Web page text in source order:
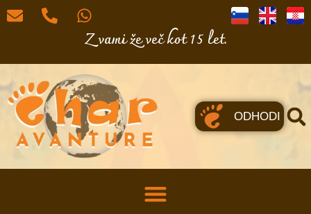
Z vami že več kot 15 let.
ODHODI